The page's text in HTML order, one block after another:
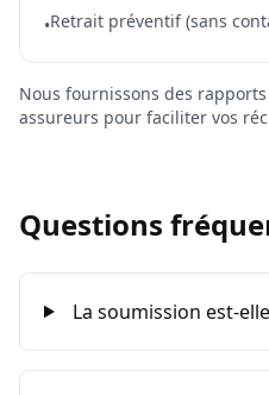
•Retrait préventif (sans
Nous fournissons des
assureurs pour faciliter vos
Questions
La soumission est-